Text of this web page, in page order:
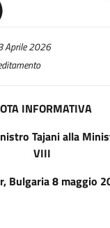
Aprile 2026
INFORMATIVA
Tajani alla
VIII
Bulgaria 8 maggio